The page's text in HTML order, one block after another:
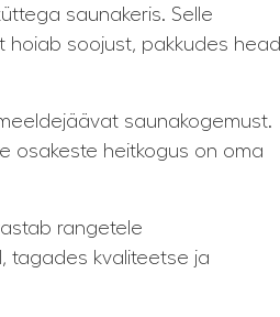
saunakeris. Selle
hoiab soojust, pakkudes head
saunakogemust.
osakeste heitkogus on oma
rangetele
tagades kvaliteetse ja